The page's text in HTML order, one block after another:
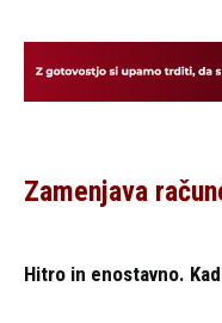
Zamenjava
Hitro in enostavno.